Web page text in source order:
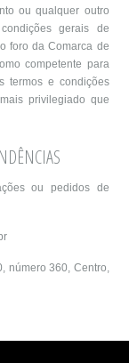
ou qualquer outro
gerais de
foro da Comarca de
competente para
termos e condições
privilegiado que
ou pedidos de
número 360, Centro,